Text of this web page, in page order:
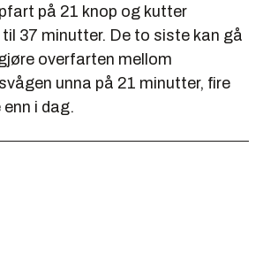
på 21 knop og kutter
37 minutter. De to siste kan gå
overfarten mellom
unna på 21 minutter, fire
i dag.